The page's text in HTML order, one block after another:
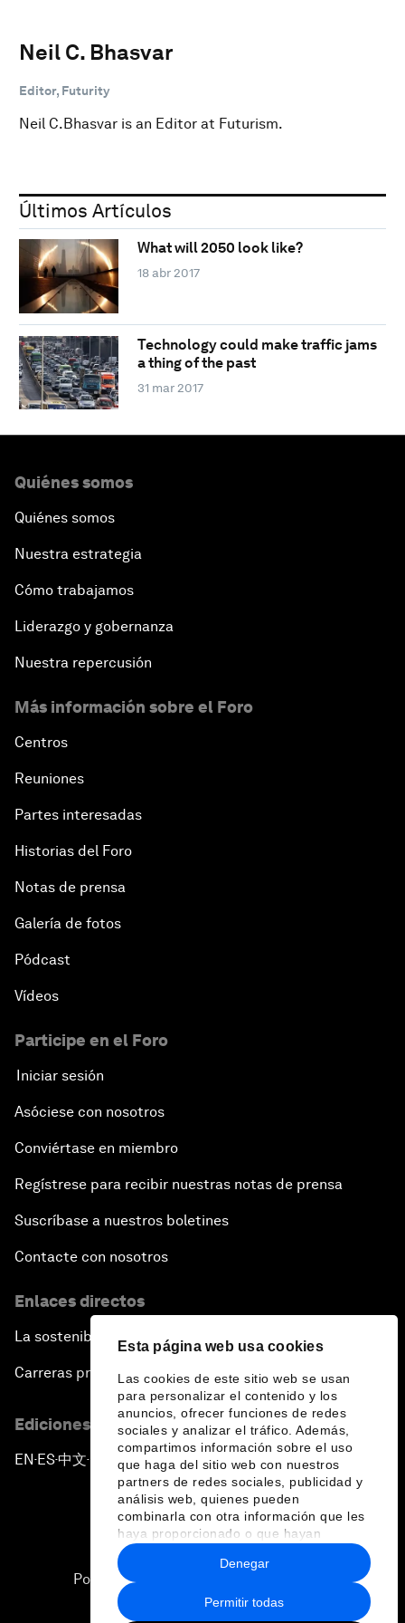
Esta página web usa cookies
Las cookies de este sitio web se usan
para personalizar el contenido y los
anuncios, ofrecer funciones de redes
sociales y analizar el tráfico. Además,
compartimos información sobre el uso
que haga del sitio web con nuestros
partners de redes sociales, publicidad y
análisis web, quienes pueden
combinarla con otra información que les
haya proporcionado o que hayan
recopilado a partir del uso que haya
hecho de sus servicios.
Permitir todas
Denegar
Neil C. Bhasvar
Editor, Futurity
Neil C.Bhasvar is an Editor at Futurism.
Últimos Artículos
What will 2050 look like?
18 abr 2017
Technology could make traffic jams
a thing of the past
31 mar 2017
Quiénes somos
Quiénes somos
Nuestra estrategia
Cómo trabajamos
Liderazgo y gobernanza
Nuestra repercusión
Más información sobre el Foro
Centros
Reuniones
Partes interesadas
Historias del Foro
Notas de prensa
Galería de fotos
Pódcast
Vídeos
Participe en el Foro
Iniciar sesión
Asóciese con nosotros
Conviértase en miembro
Regístrese para recibir nuestras notas de prensa
Suscríbase a nuestros boletines
Contacte con nosotros
Enlaces directos
La sostenibilidad en el Foro
Carreras profesionales
Ediciones en otros idiomas
EN ▪ES▪中文▪ 日本語
Política de privacidad y normas de uso
Sitemap